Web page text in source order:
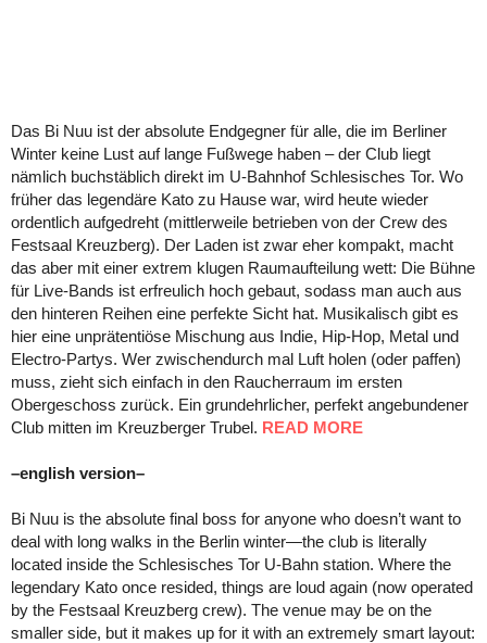
Das Bi Nuu ist der absolute Endgegner für alle, die im Berliner
Winter keine Lust auf lange Fußwege haben – der Club liegt
nämlich buchstäblich direkt im U-Bahnhof Schlesisches Tor. Wo
früher das legendäre Kato zu Hause war, wird heute wieder
ordentlich aufgedreht (mittlerweile betrieben von der Crew des
Festsaal Kreuzberg). Der Laden ist zwar eher kompakt, macht
das aber mit einer extrem klugen Raumaufteilung wett: Die Bühne
für Live-Bands ist erfreulich hoch gebaut, sodass man auch aus
den hinteren Reihen eine perfekte Sicht hat. Musikalisch gibt es
hier eine unprätentiöse Mischung aus Indie, Hip-Hop, Metal und
Electro-Partys. Wer zwischendurch mal Luft holen (oder paffen)
muss, zieht sich einfach in den Raucherraum im ersten
Obergeschoss zurück. Ein grundehrlicher, perfekt angebundener
Club mitten im Kreuzberger Trubel. READ MORE
–english version–
Bi Nuu is the absolute final boss for anyone who doesn’t want to
deal with long walks in the Berlin winter—the club is literally
located inside the Schlesisches Tor U-Bahn station. Where the
legendary Kato once resided, things are loud again (now operated
by the Festsaal Kreuzberg crew). The venue may be on the
smaller side, but it makes up for it with an extremely smart layout: